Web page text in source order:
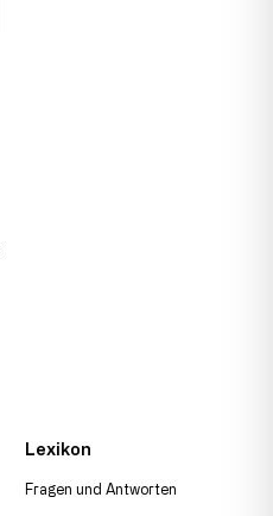
Lexikon
Fragen und Antworten